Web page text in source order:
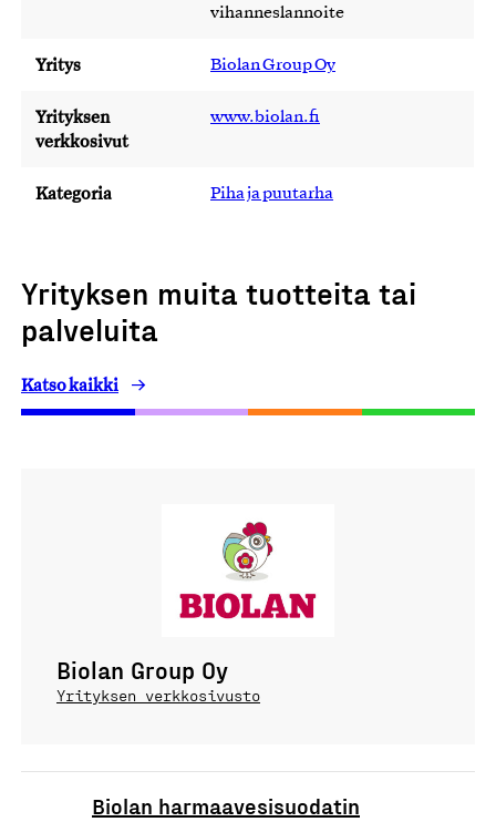
vihanneslannoite
Yritys Biolan Group Oy
Yrityksen
verkkosivut
www.biolan.fi
Kategoria Piha ja puutarha
Yrityksen muita tuotteita tai
palveluita
Katso kaikki
Biolan Group Oy
Yrityksen verkkosivusto
Biolan harmaavesisuodatin